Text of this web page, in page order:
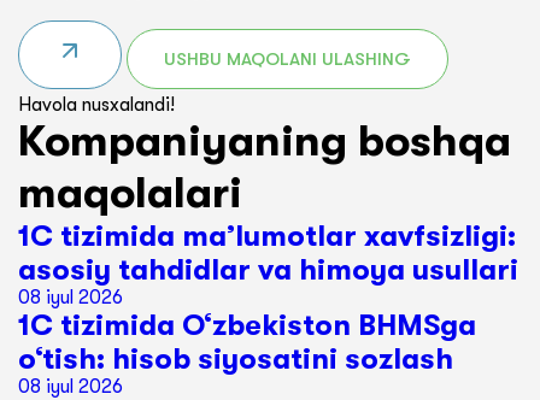
USHBU MAQOLANI ULASHING
Havola nusxalandi!
Kompaniyaning boshqa
maqolalari
1C tizimida ma’lumotlar xavfsizligi:
asosiy tahdidlar va himoya usullari
08 iyul 2026
1C tizimida O‘zbekiston BHMSga
o‘tish: hisob siyosatini sozlash
08 iyul 2026